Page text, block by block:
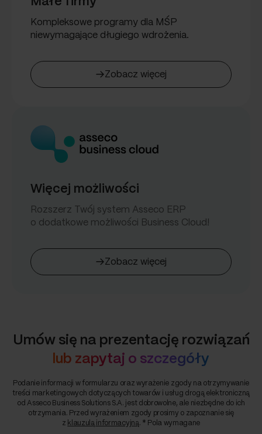
Kompleksowe programy dla MŚP
niewymagające długiego wdrożenia.
Zobacz więcej
Więcej możliwości
Rozszerz Twój system Asseco ERP
o dodatkowe możliwości Business Cloud!
Zobacz więcej
Umów się na prezentację rozwiązań
lub zapytaj o szczegóły
Podanie informacji w formularzu oraz wyrażenie zgody na otrzymywanie
treści marketingowych dotyczących towarów i usług drogą elektroniczną
od Asseco Business Solutions S.A. jest dobrowolne, ale niezbędne do ich
otrzymania. Przed wyrażeniem zgody prosimy o zapoznanie się
z klauzulą informacyjną. * Pola wymagane